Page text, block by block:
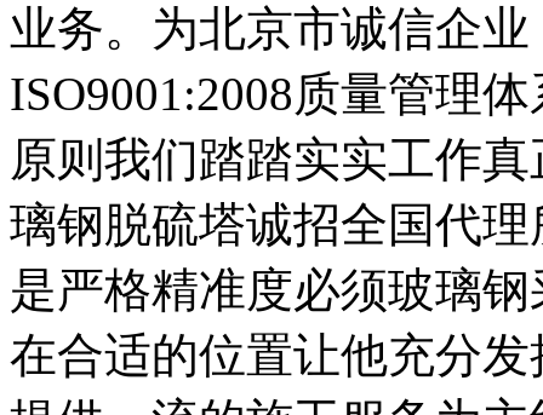
业务。为北京市诚信企
ISO9001:2008质量管理
原则我们踏踏实实工作
璃钢脱硫塔诚招全国代
是严格精准度必须玻璃
在合适的位置让他充分